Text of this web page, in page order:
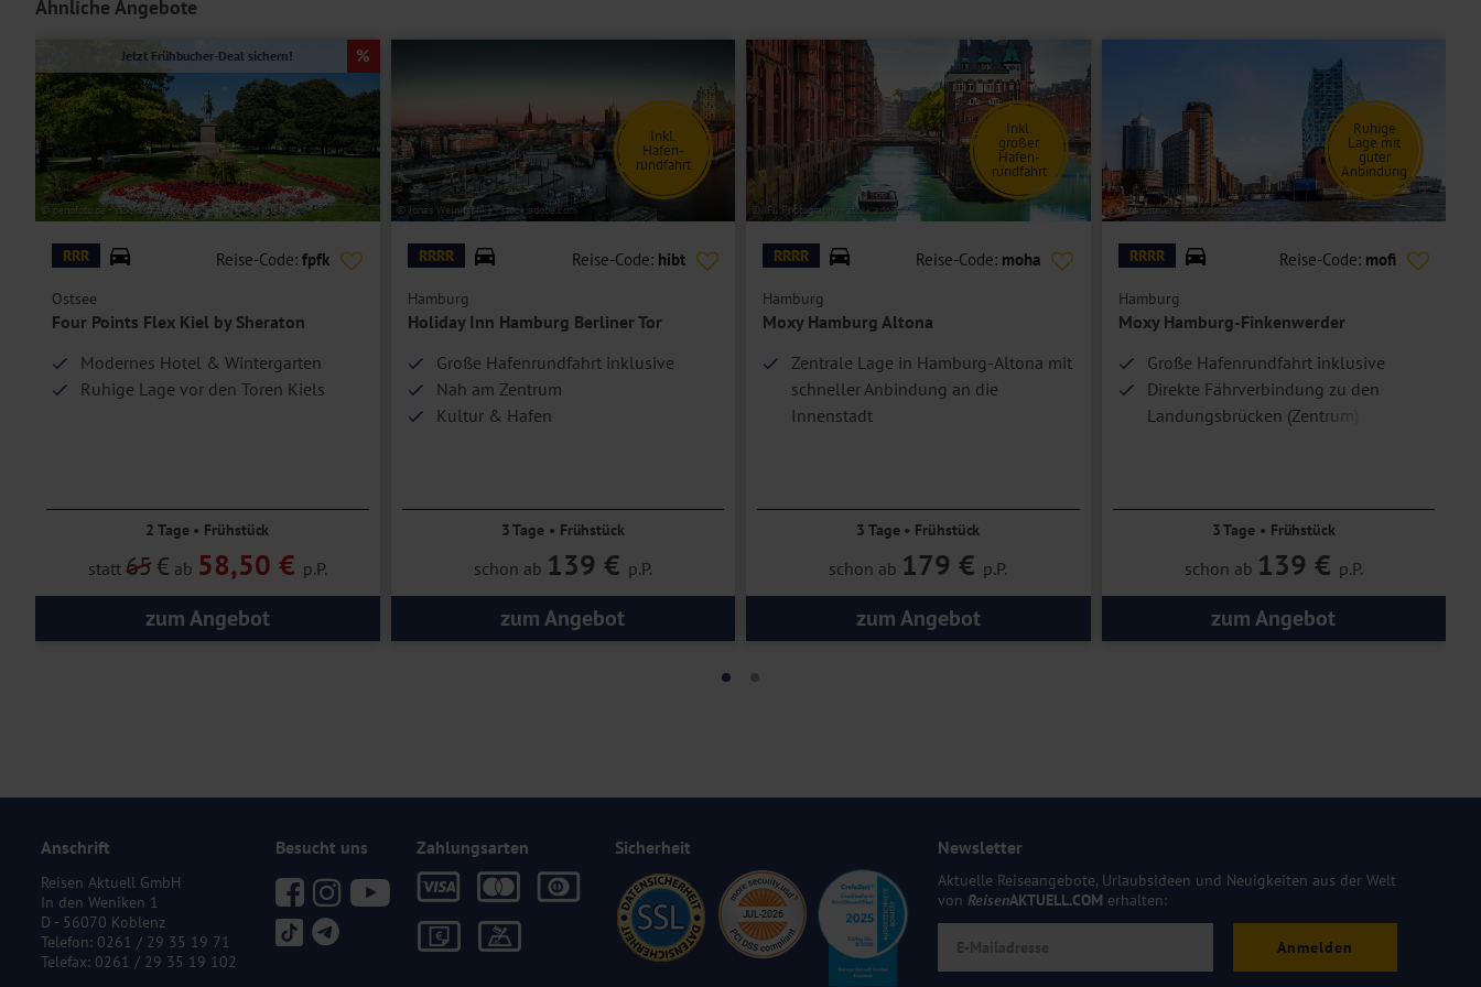
Ähnliche Angebote
© penofoto.de - stock.adobe.com
Jetzt Frühbucher-Deal sichern!
RRR Reise-Code: fpfk
Ostsee
Four Points Flex Kiel by Sheraton
Modernes Hotel & Wintergarten
Ruhige Lage vor den Toren Kiels
2 Tage • Frühstück
statt 65€ ab 58,50 € p.P.
zum Angebot
© Jonas Weinitschke - stock.adobe.com
Inkl.
Hafen-
rundfahrt
RRRR Reise-Code: hibt
Hamburg
Holiday Inn Hamburg Berliner Tor
Große Hafenrundfahrt inklusive
Nah am Zentrum
Kultur & Hafen
3 Tage • Frühstück
schon ab 139 € p.P.
zum Angebot
© JFL Photography - stock.adobe.com
Inkl.
großer
Hafen-
rundfahrt
RRRR Reise-Code: moha
Hamburg
Moxy Hamburg Altona
Zentrale Lage in Hamburg-Altona mit
schneller Anbindung an die
Innenstadt
3 Tage • Frühstück
schon ab 179 € p.P.
zum Angebot
© Sina Ettmer - stock.adobe.com
Ruhige
Lage mit
guter
Anbindung
RRRR Reise-Code: mofi
Hamburg
Moxy Hamburg-Finkenwerder
Große Hafenrundfahrt inklusive
Direkte Fährverbindung zu den
Landungsbrücken (Zentrum)
3 Tage • Frühstück
schon ab 139 € p.P.
zum Angebot
Anschrift
Reisen Aktuell GmbH
In den Weniken 1
D - 56070 Koblenz
Telefon: 0261 / 29 35 19 71
Telefax: 0261 / 29 35 19 102
Besucht uns Zahlungsarten Sicherheit Newsletter
Aktuelle Reiseangebote, Urlaubsideen und Neuigkeiten aus der Welt
von ReisenAKTUELL.COM erhalten:
Anmelden